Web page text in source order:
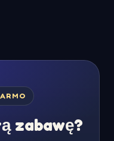
zabawę?